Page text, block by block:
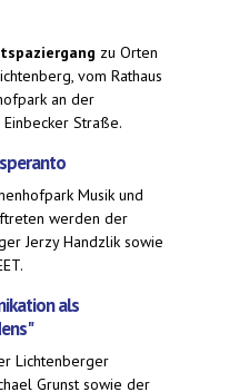
zu Orten
vom Rathaus
an der
Straße.
Musik und
werden der
Jerzy Handzlik sowie
als
Lichtenberger
Grunst sowie der